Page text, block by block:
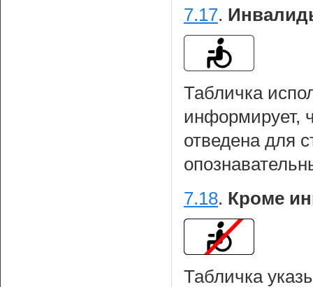
7.17.
Табличка
информирует,
отведена для
7.18. Кроме
Табличка